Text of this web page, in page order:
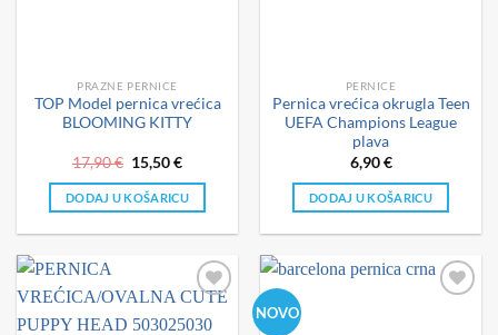
PRAZNE PERNICE
TOP Model pernica vrećica
BLOOMING KITTY
17,90€ Izvorna
cijena
bila
je:
15,50€Trenutna
je:
15,50 €.
DODAJ U KOŠARICU
PERNICE
Pernica vrećica okrugla Teen
UEFA Champions League
plava
6,90€
DODAJ U KOŠARICU
NOVO